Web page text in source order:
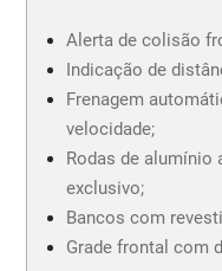
Alerta de colisão
Indicação de
Frenagem
velocidade;
Rodas de alumínio
exclusivo;
Bancos com
Grade frontal com